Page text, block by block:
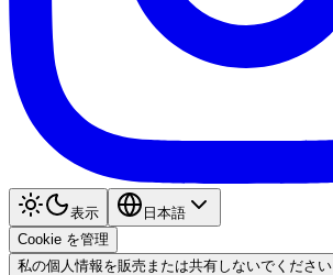
表示
日本語
Cookie を管理
私の個人情報を販売または共有しないでください